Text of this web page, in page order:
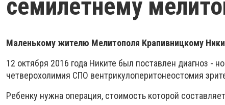
семилетнему
Маленькому жителю Мелитополя Крапивницкому
12 октября 2016 года Никите был поставлен диагноз -
четверохолимия СПО вентрикулоперитонеостомия
Ребенку нужна операция, стоимость которой составляет